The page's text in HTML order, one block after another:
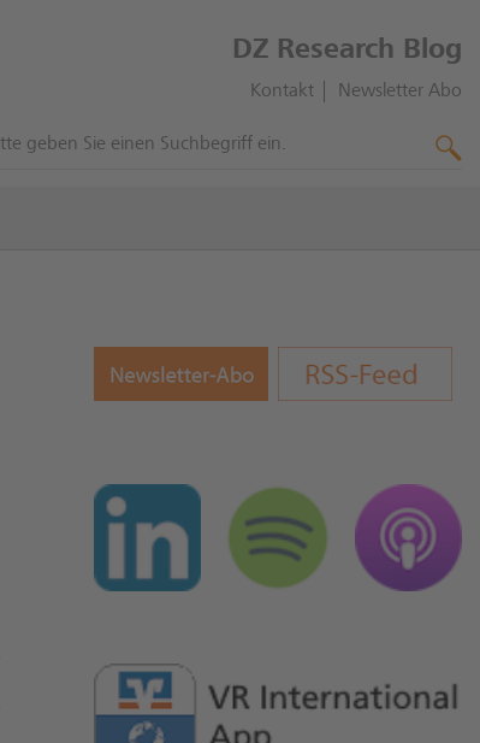
DZ Research Blog
Kontakt Newsletter Abo